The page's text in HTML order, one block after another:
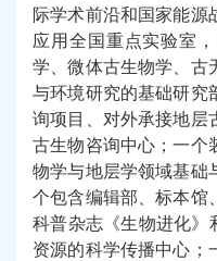
际学术前沿和国家能源
应用全国重点实验室
学、微体古生物学、古
与环境研究的基础研究
询项目、对外承接地层
古生物咨询中心；一个
物学与地层学领域基础
个包含编辑部、标本馆
科普杂志《生物进化》
资源的科学传播中心；